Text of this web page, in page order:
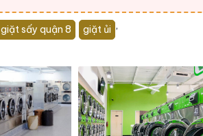
,
giặt sấy quận 8
giặt ủi